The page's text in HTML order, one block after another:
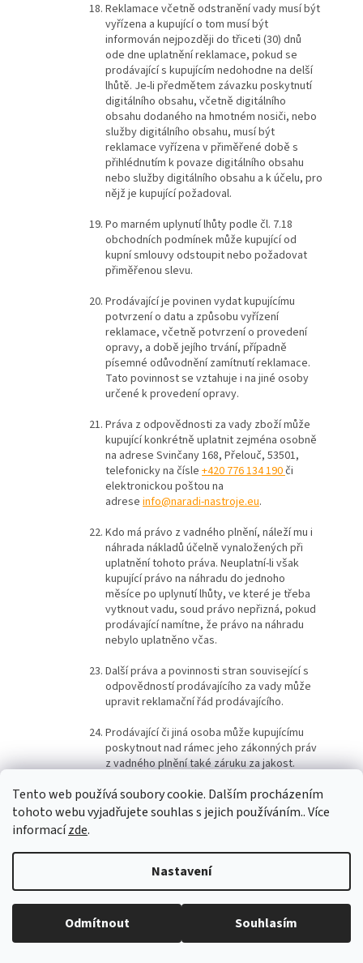
Tento web používá soubory cookie. Dalším procházením
tohoto webu vyjadřujete souhlas s jejich používáním.. Více
informacízde.
Nastavení
Odmítnout Souhlasím
Reklamace včetně odstranění vady musí být
vyřízena a kupující o tom musí být
informován nejpozději do třiceti (30) dnů
ode dne uplatnění reklamace, pokud se
prodávající s kupujícím nedohodne na delší
lhůtě. Je-li předmětem závazku poskytnutí
digitálního obsahu, včetně digitálního
obsahu dodaného na hmotném nosiči, nebo
služby digitálního obsahu, musí být
reklamace vyřízena v přiměřené době s
přihlédnutím k povaze digitálního obsahu
nebo služby digitálního obsahu a k účelu, pro
nějž je kupující požadoval.
Po marném uplynutí lhůty podle čl. 7.18
obchodních podmínek může kupující od
kupní smlouvy odstoupit nebo požadovat
přiměřenou slevu.
Prodávající je povinen vydat kupujícímu
potvrzení o datu a způsobu vyřízení
reklamace, včetně potvrzení o provedení
opravy, a době jejího trvání, případně
písemné odůvodnění zamítnutí reklamace.
Tato povinnost se vztahuje i na jiné osoby
určené k provedení opravy.
Práva z odpovědnosti za vady zboží může
kupující konkrétně uplatnit zejména osobně
na adrese Svinčany 168, Přelouč, 53501,
telefonicky na čísle +420 776 134 190či
elektronickou poštou na
adrese info@naradi-nastroje.eu.
Kdo má právo z vadného plnění, náleží mu i
náhrada nákladů účelně vynaložených při
uplatnění tohoto práva. Neuplatní-li však
kupující právo na náhradu do jednoho
měsíce po uplynutí lhůty, ve které je třeba
vytknout vadu, soud právo nepřizná, pokud
prodávající namítne, že právo na náhradu
nebylo uplatněno včas.
Další práva a povinnosti stran související s
odpovědností prodávajícího za vady může
upravit reklamační řád prodávajícího.
Prodávající či jiná osoba může kupujícímu
poskytnout nad rámec jeho zákonných práv
z vadného plnění také záruku za jakost.
DALŠÍ PRÁVA A POVINNOSTI SMLUVNÍCH STRAN
Prodávající není ve vztahu ke kupujícímu
vázán žádnými kodexy chování ve smyslu
ustanovení § 1820 odst. 1 písm. n)
občanského zákoníku.